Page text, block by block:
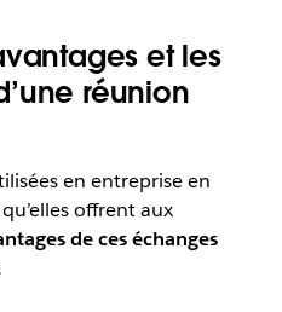
et les
réunion
en entreprise en
offrent aux
de ces échanges